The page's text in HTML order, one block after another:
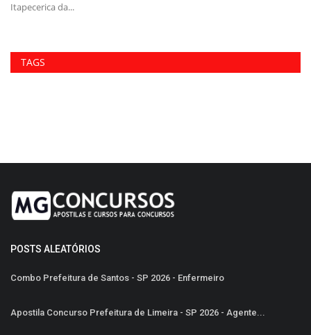
Itapecerica da...
TAGS
POSTS ALEATÓRIOS
Combo Prefeitura de Santos - SP 2026 - Enfermeiro
Apostila Concurso Prefeitura de Limeira - SP 2026 - Agente...